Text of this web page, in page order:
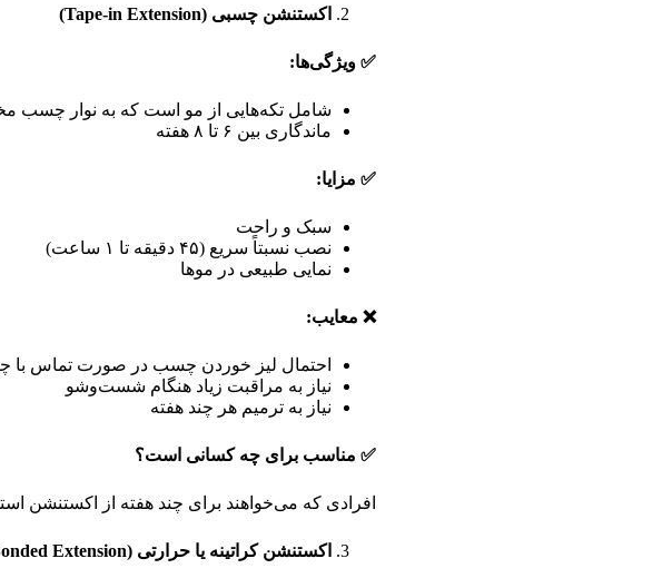
اکستنشن چسبی (Tape-in Extension)
✅ ویژگی‌ها:
شامل تکه‌هایی از مو است که به نوار چسب
ماندگاری بین ۶ تا ۸ هفته
✅ مزایا:
سبک و راحت
نصب نسبتاً سریع (۴۵ دقیقه تا ۱ ساعت)
نمایی طبیعی در موها
❌ معایب:
احتمال لیز خوردن چسب در صورت تماس با
نیاز به مراقبت زیاد هنگام شست‌وشو
نیاز به ترمیم هر چند هفته
✅ مناسب برای چه کسانی است؟
افرادی که می‌خواهند برای چند هفته از اکستنشن
اکستنشن کراتینه یا حرارتی (Keratin Bonded Extension)